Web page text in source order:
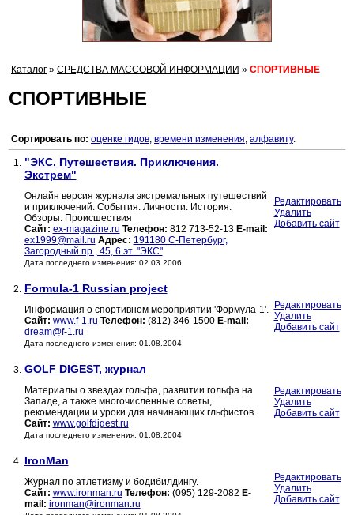
Каталог » СРЕДСТВА МАССОВОЙ ИНФОРМАЦИИ » СПОРТИВНЫЕ
СПОРТИВНЫЕ
Сортировать по: оценке гидов, времени изменения, алфавиту.
1. "ЭКС. Путешествия. Приключения.
Экстрем"
Онлайн версия журнала экстремальных путешествий
и приключений. События. Личности. История.
Обзоры. Происшествия
Сайт: ex-magazine.ru Телефон: 812 713-52-13 E-mail:
ex1999@mail.ru Адрес: 191180 С-Петербург,
Загородный пр., 45, 6 эт. "ЭКС"
Дата последнего изменения: 02.03.2006
Редактировать
Удалить
Добавить сайт
2. Formula-1 Russian project
Информация о спортивном мероприятии 'Формула-1'.
Сайт: www.f-1.ru Телефон: (812) 346-1500 E-mail:
dream@f-1.ru
Дата последнего изменения: 01.08.2004
Редактировать
Удалить
Добавить сайт
3. GOLF DIGEST, журнал
Материалы о звездах гольфа, развитии гольфа на
Западе, а также многочисленные советы,
рекомендации и уроки для начинающих гльфистов.
Сайт: www.golfdigest.ru
Дата последнего изменения: 01.08.2004
Редактировать
Удалить
Добавить сайт
4. IronMan
Журнал по атлетизму и бодибилдингу.
Сайт: www.ironman.ru Телефон: (095) 129-2082 E-
mail: ironman@ironman.ru
Редактировать
Удалить
Добавить сайт